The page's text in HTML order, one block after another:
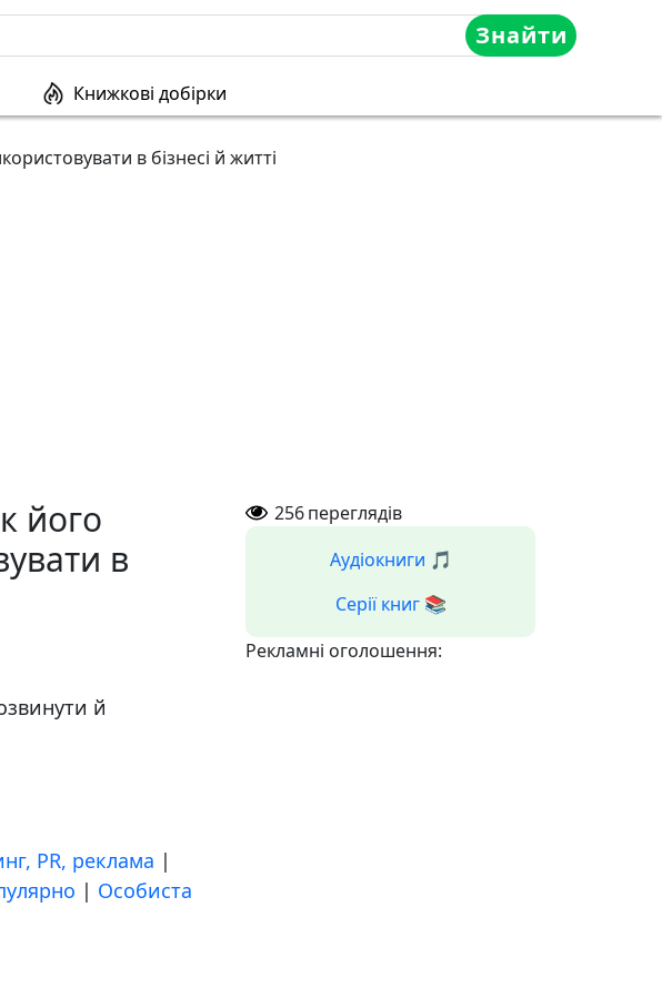
Знайти
Книжкові добірки
в бізнесі й житті
його
в
й
PR, реклама |
| Особиста
256переглядів
Аудіокниги 🎵
Серії книг 📚
Рекламні оголошення: